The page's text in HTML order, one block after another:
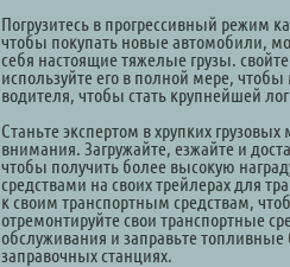
Погрузитесь в прогрессивный режим
чтобы покупать новые автомобили,
себя настоящие тяжелые грузы.
используйте его в полной мере,
водителя, чтобы стать крупнейшей
Станьте экспертом в хрупких
внимания. Загружайте, езжайте и
чтобы получить более высокую
средствами на своих трейлерах для
к своим транспортным средствам,
отремонтируйте свои транспортные
обслуживания и заправьте топливные
заправочных станциях.